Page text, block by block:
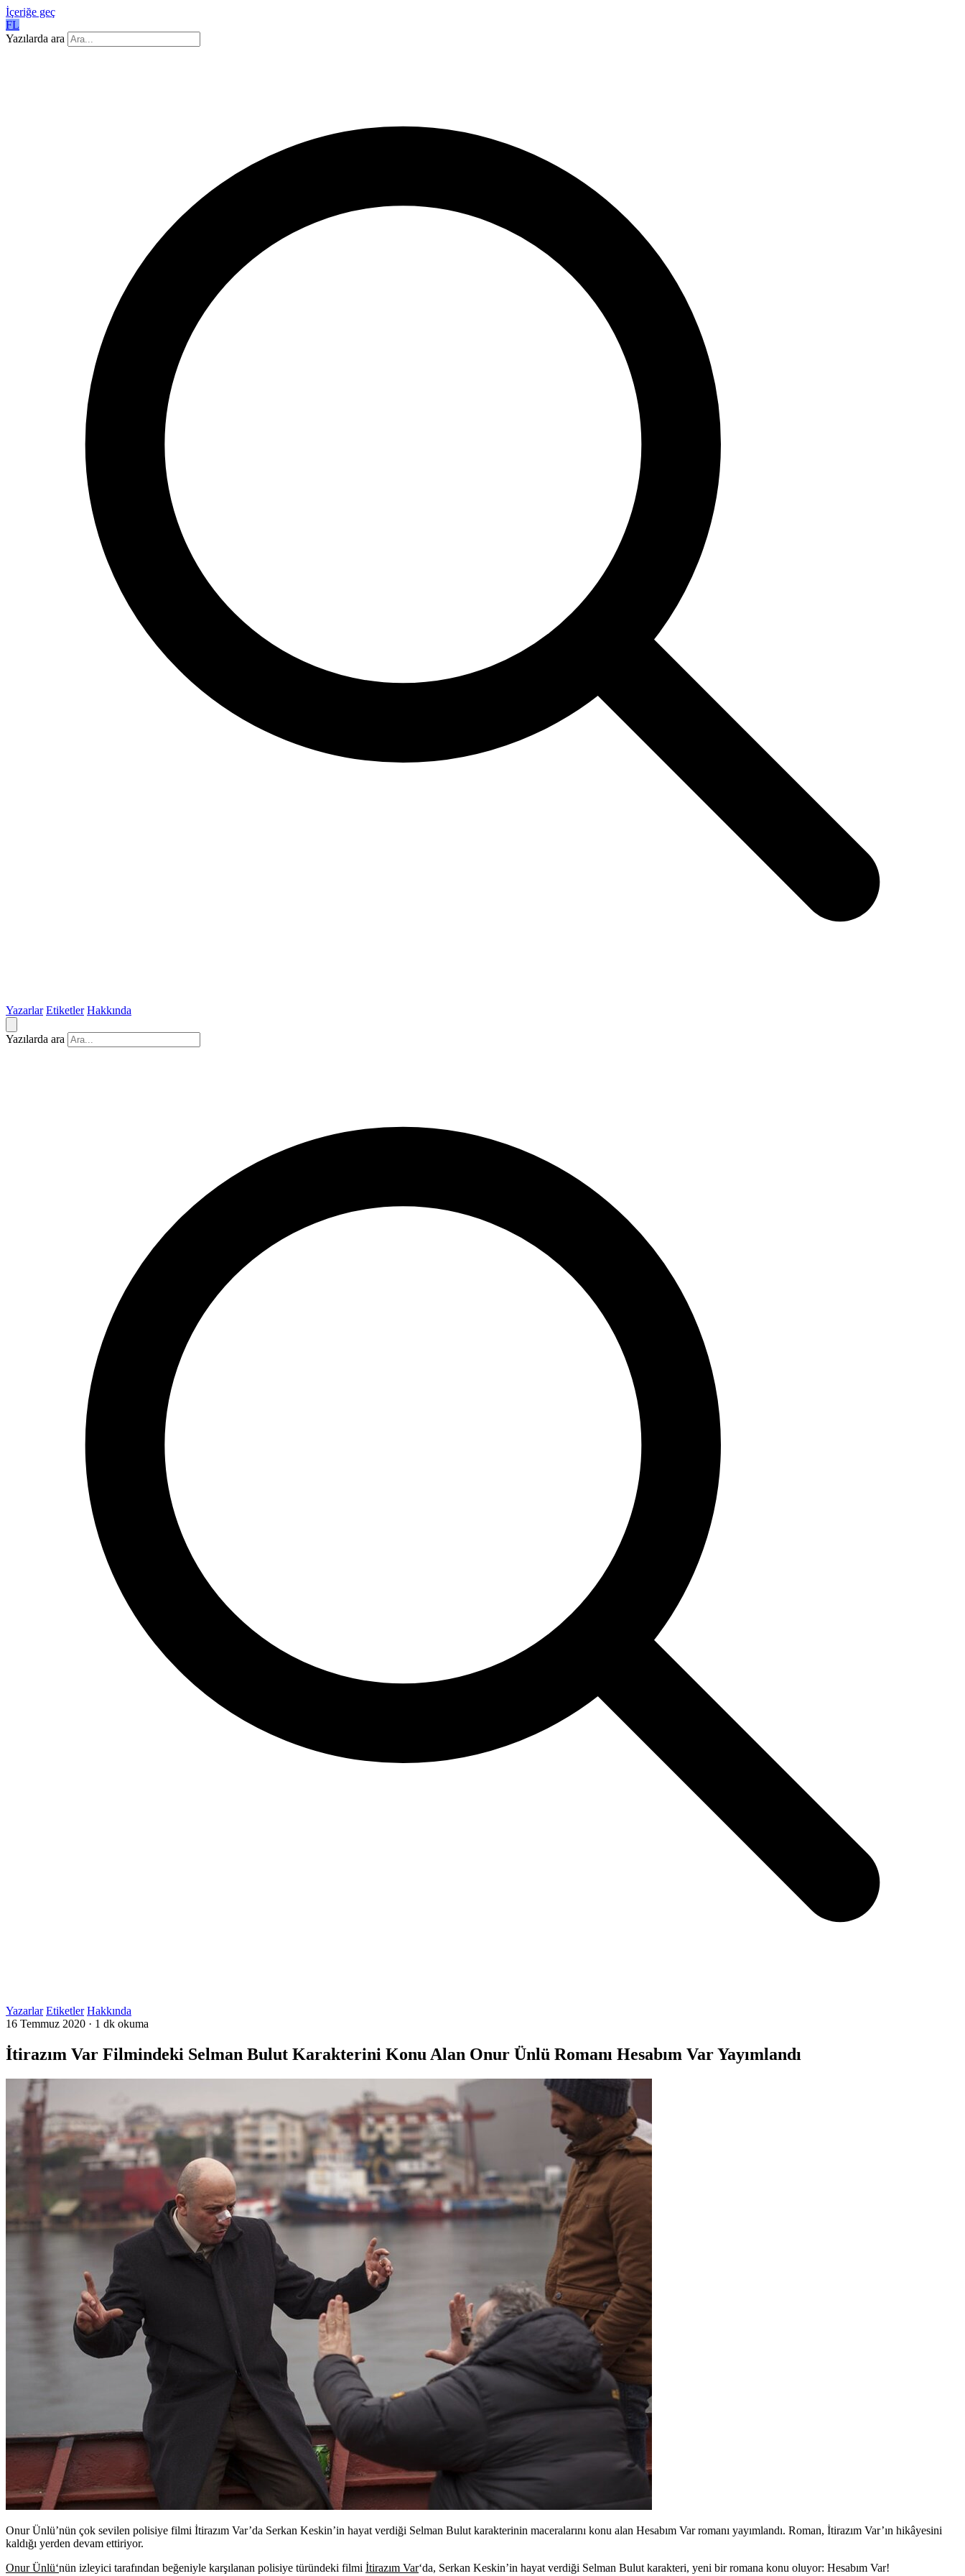
İçeriğe geç
FL
Yazılarda ara
Yazarlar Etiketler Hakkında
Yazılarda ara
Yazarlar Etiketler Hakkında
16 Temmuz 2020 · 1 dk okuma
İtirazım Var Filmindeki Selman Bulut Karakterini Konu Alan Onur Ünlü Romanı Hesabım Var Yayımlandı
Onur Ünlü’nün çok sevilen polisiye filmi İtirazım Var’da Serkan Keskin’in hayat verdiği Selman Bulut karakterinin maceralarını konu alan Hesabım Var romanı yayımlandı. Roman, İtirazım Var’ın hikâyesini
kaldığı yerden devam ettiriyor.
Onur Ünlü‘nün izleyici tarafından beğeniyle karşılanan polisiye türündeki filmi İtirazım Var‘da, Serkan Keskin’in hayat verdiği Selman Bulut karakteri, yeni bir romana konu oluyor: Hesabım Var!